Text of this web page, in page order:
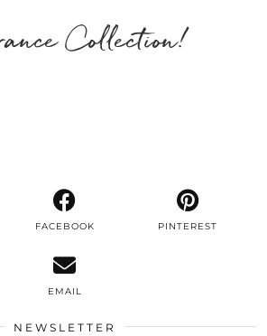
Collection!
FACEBOOK PINTEREST
EMAIL
NEWSLETTER